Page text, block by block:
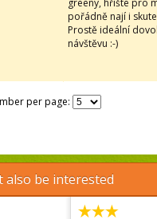
greeny, hřište pro
pořádně nají i
Prostě ideální
návštěvu :-)
per page:
also be interested